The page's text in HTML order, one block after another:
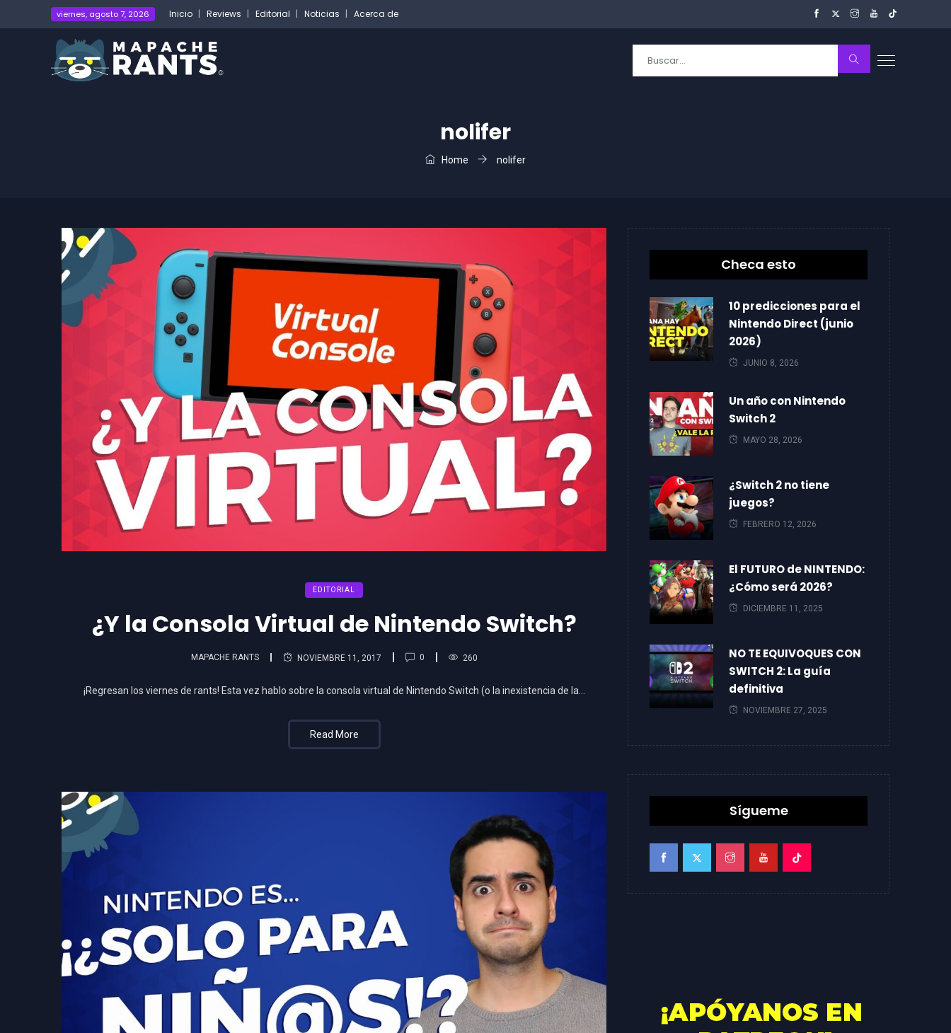
viernes, agosto 7, 2026 Inicio Reviews Editorial Noticias Acerca de
nolifer
Home nolifer
EDITORIAL
¿Y la Consola Virtual de Nintendo Switch?
MAPACHE RANTS NOVIEMBRE 11, 2017 0 260
¡Regresan los viernes de rants! Esta vez hablo sobre la consola virtual de Nintendo Switch (o la inexistencia de la…
Read More
Checa esto
10 predicciones para el
Nintendo Direct (junio
2026)
JUNIO 8, 2026
Un año con Nintendo
Switch 2
MAYO 28, 2026
¿Switch 2 no tiene
juegos?
FEBRERO 12, 2026
El FUTURO de NINTENDO:
¿Cómo será 2026?
DICIEMBRE 11, 2025
NO TE EQUIVOQUES CON
SWITCH 2: La guía
definitiva
NOVIEMBRE 27, 2025
Sígueme